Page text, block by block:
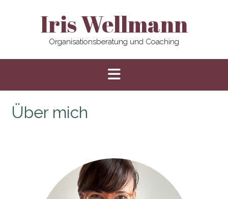
Iris Wellmann
Organisationsberatung und Coaching
Über mich